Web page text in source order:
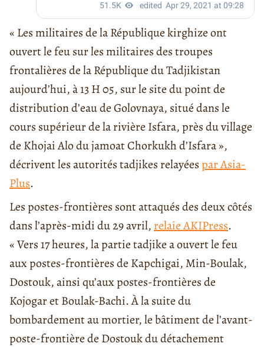
« Les militaires de la République kirghize ont
ouvert le feu sur les militaires des troupes
frontalières de la République du Tadjikistan
aujourd’hui, à 13 H 05, sur le site du point de
distribution d’eau de Golovnaya, situé dans le
cours supérieur de la rivière Isfara, près du village
de Khojai Alo du jamoat Chorkukh d’Isfara »,
décrivent les autorités tadjikes relayéespar Asia-
Plus.
Les postes-frontières sont attaqués des deux côtés
dans l’après-midi du 29 avril, relaie AKIPress.
« Vers 17 heures, la partie tadjike a ouvert le feu
aux postes-frontières de Kapchigai, Min-Boulak,
Dostouk, ainsi qu’aux postes-frontières de
Kojogar et Boulak-Bachi. À la suite du
bombardement au mortier, le bâtiment de l’avant-
poste-frontière de Dostouk du détachement